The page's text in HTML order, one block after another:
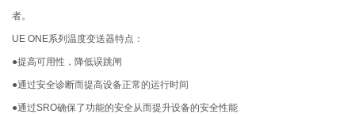
者。
UE ONE系列温度变送器特点：
●提高可用性，降低误跳闸
●通过安全诊断而提高设备正常的运行时间
●通过SRO确保了功能的安全从而提升设备的安全性能